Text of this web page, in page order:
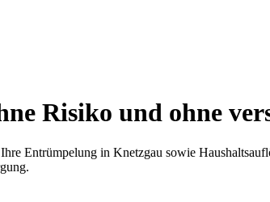
Risiko und ohne
Entrümpelung in Knetzgau sowie